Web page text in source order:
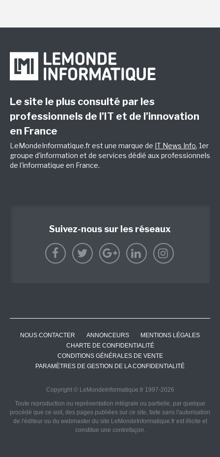
Le site le plus consulté par les
professionnels de l’IT et de l’innovation
en France
LeMondeInformatique.fr est une marque de IT News Info, 1er
groupe d'information et de services dédié aux professionnels
de l'informatique en France.
Suivez-nous sur les réseaux
NOUS CONTACTER ANNONCEURS
MENTIONS LÉGALES
CHARTE DE CONFIDENTIALITÉ
CONDITIONS GÉNÉRALES DE VENTE
PARAMÈTRES DE GESTION DE LA CONFIDENTIALITÉ
Copyright © LeMondeInformatique.fr 1997-2026
Toute reproduction ou représentation intégrale ou partielle, par quelque
procédé que ce soit, des pages publiées sur ce site, faite sans l'autorisation
de l'éditeur ou du webmaster du site LeMondeInformatique.fr est illicite et
constitue une contrefaçon.